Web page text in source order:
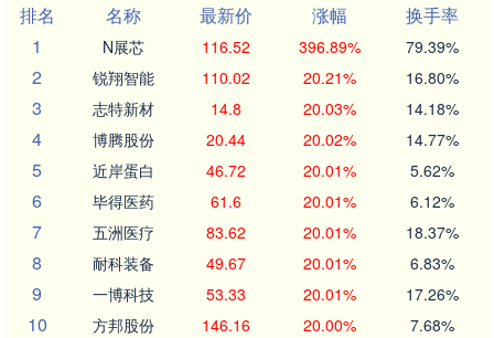
排名
名称 最新价 涨幅
换手率
1
N展芯 116.52 396.89% 79.39%
2 锐翔智能 110.02 20.21% 16.80%
3 志特新材 14.8 20.03% 14.18%
4 博腾股份 20.44 20.02% 14.77%
5 近岸蛋白 46.72 20.01% 5.62%
6 毕得医药 61.6 20.01% 6.12%
7 五洲医疗 83.62 20.01% 18.37%
8 耐科装备 49.67 20.01% 6.83%
9 一博科技 53.33 20.01% 17.26%
10 方邦股份 146.16 20.00% 7.68%